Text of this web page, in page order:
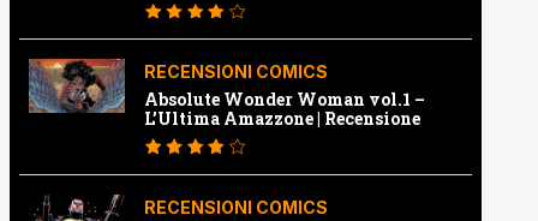
RECENSIONI COMICS
Absolute Wonder Woman vol.1 –
L’Ultima Amazzone | Recensione
RECENSIONI COMICS